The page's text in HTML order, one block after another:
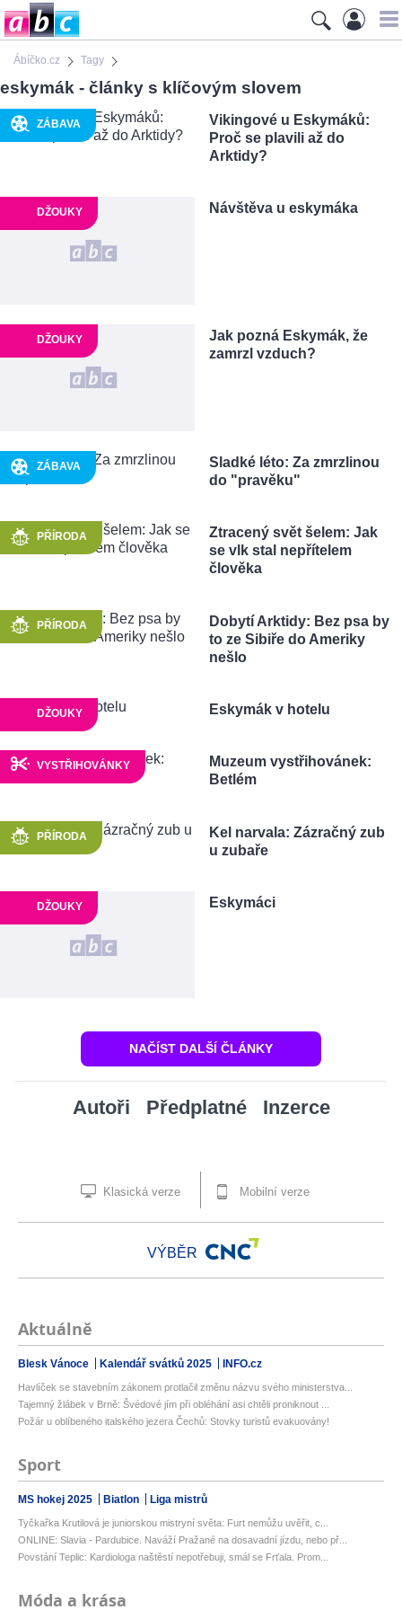
Ábíčko.cz Tagy
eskymák - články s klíčovým slovem
ZÁBAVA
Vikingové u Eskymáků:
Proč se plavili až do
Arktidy?
DŽOUKY Návštěva u eskymáka
DŽOUKY
Jak pozná Eskymák, že
zamrzl vzduch?
ZÁBAVA
Sladké léto: Za zmrzlinou
do "pravěku"
PŘÍRODA
Ztracený svět šelem: Jak
se vlk stal nepřítelem
člověka
PŘÍRODA
Dobytí Arktidy: Bez psa by
to ze Sibiře do Ameriky
nešlo
DŽOUKY Eskymák v hotelu
VYSTŘIHOVÁNKY
Muzeum vystřihovánek:
Betlém
PŘÍRODA
Kel narvala: Zázračný zub
u zubaře
DŽOUKY Eskymáci
NAČÍST DALŠÍ ČLÁNKY
Autoři Předplatné Inzerce
Klasická verze Mobilní verze
VÝBĚR
Aktuálně
Blesk Vánoce Kalendář svátků 2025 INFO.cz
Havlíček se stavebním zákonem protlačil změnu názvu svého ministerstva...
Tajemný žlábek v Brně: Švédové jím při obléhání asi chtěli proniknout ...
Požár u oblíbeného italského jezera Čechů: Stovky turistů evakuovány!
Sport
MS hokej 2025 Biatlon Liga mistrů
Tyčkařka Krutilová je juniorskou mistryní světa: Furt nemůžu uvěřit, c...
ONLINE: Slavia - Pardubice. Naváží Pražané na dosavadní jízdu, nebo př...
Povstání Teplic: Kardiologa naštěstí nepotřebuji, smál se Frťala. Prom...
Móda a krása